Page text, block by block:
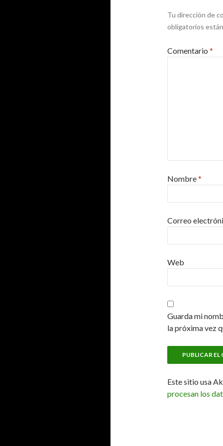
Tu dirección de
obligatorios
Comentario *
Nombre*
Correo
Web
Guarda mi
la próxima vez
Este sitio usa
procesan los